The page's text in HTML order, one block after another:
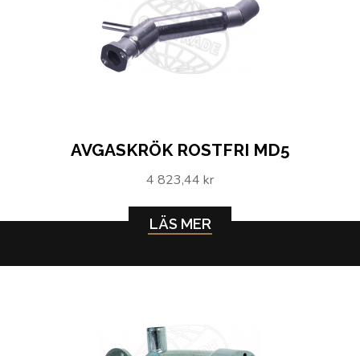
AVGASKRÖK ROSTFRI MD5
4 823,44 kr
LÄS MER